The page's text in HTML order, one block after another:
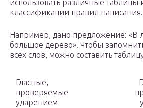
использовать различные таблицы
классификации правил написания.
Например, дано предложение: «В
большое дерево». Чтобы
всех слов, можно составить
Гласные,
проверяемые
ударением